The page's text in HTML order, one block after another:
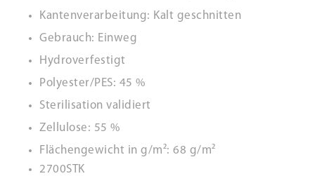
Kantenverarbeitung: Kalt geschnitten
Gebrauch: Einweg
Hydroverfestigt
Polyester/PES: 45 %
Sterilisation validiert
Zellulose: 55 %
Flächengewicht in g/m²: 68 g/m²
2700STK